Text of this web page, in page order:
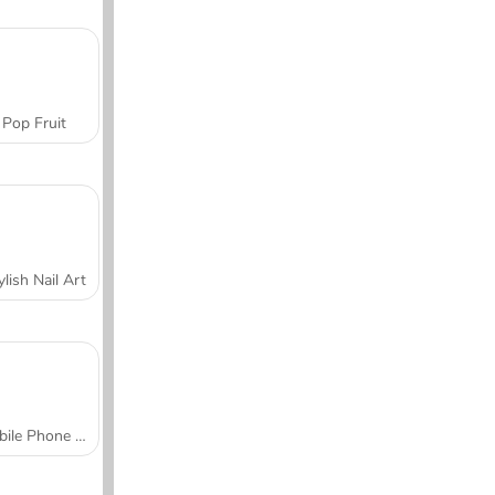
Pop Fruit
Nail Art
Mobile Phone Case Design & DIY